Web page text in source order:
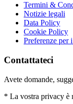
Termini &
Notizie legali
Data Policy
Cookie Policy
Preferenze per
Contattateci
Avete domande,
* La vostra privacy è